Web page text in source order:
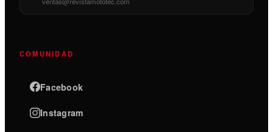
COMUNIDAD
Facebook
Instagram